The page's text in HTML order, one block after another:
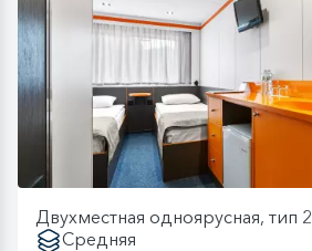
Двухместная одноярусная, тип 2
Средняя